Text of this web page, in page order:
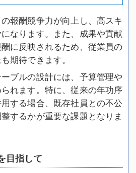
報酬競争力が向上し、高スキ
なります。また、成果や貢献
に反映されるため、従業員の
期待できます。
ブルの設計には、予算管理や
れます。特に、従来の年功序
する場合、既存社員との不公
するかが重要な課題となりま
目指して